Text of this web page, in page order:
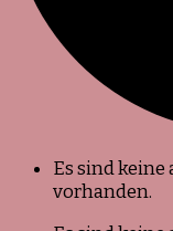
Es sind
vorhanden.